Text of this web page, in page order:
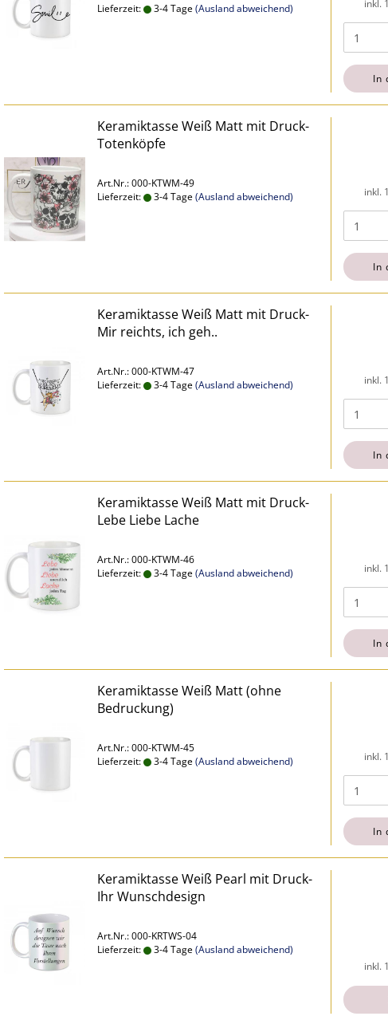
Lieferzeit:
3-4 Tage(Ausland abweichend) inkl.
In
Keramiktasse Weiß Matt mit Druck-
Totenköpfe
Art.Nr.: 000-KTWM-49
Lieferzeit:
3-4 Tage(Ausland abweichend) inkl.
In
Keramiktasse Weiß Matt mit Druck-
Mir reichts, ich geh..
Art.Nr.: 000-KTWM-47
Lieferzeit:
3-4 Tage(Ausland abweichend) inkl.
In
Keramiktasse Weiß Matt mit Druck-
Lebe Liebe Lache
Art.Nr.: 000-KTWM-46
Lieferzeit:
3-4 Tage(Ausland abweichend) inkl.
In
Keramiktasse Weiß Matt (ohne
Bedruckung)
Art.Nr.: 000-KTWM-45
Lieferzeit:
3-4 Tage(Ausland abweichend) inkl.
In
Keramiktasse Weiß Pearl mit Druck-
Ihr Wunschdesign
Art.Nr.: 000-KRTWS-04
Lieferzeit:
3-4 Tage(Ausland abweichend)
inkl.